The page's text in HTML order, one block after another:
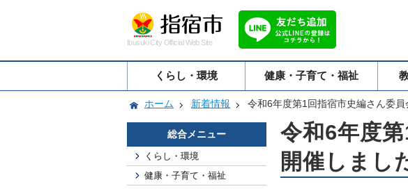
Ibusuki City Official Web Site
くらし・環境 健康・子育て・福祉
ホーム 新着情報 令和6年度第1回指宿市史編さん委
総合メニュー
くらし・環境
健康・子育て・福祉
令和6年度
開催しまし